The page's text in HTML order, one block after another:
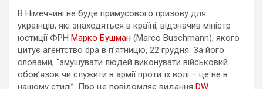
В Німеччині не буде примусового призову для
українців, які знаходяться в країні, відзначив міністр
юстиції ФРН Марко Бушман (Marco Buschmann), якого
цитує агентство dpa в п’ятницю, 22 грудня. За його
словами, “змушувати людей виконувати військовий
обов’язок чи служити в армії проти їх волі – це не в
нашому стилі”. Про це повідомляє видання DW.